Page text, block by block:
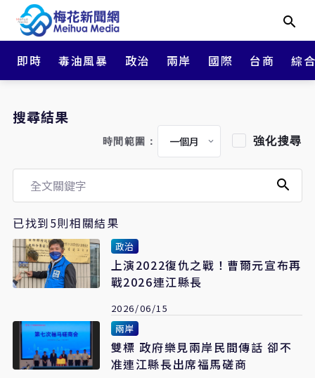
即時 毒油風暴 政治 兩岸 國際 台商 綜
搜尋結果
時間範圍： 強化搜尋
已找到5則相關結果
政治
上演2022復仇之戰！曹爾元宣布再
戰2026連江縣長
2026/06/15
兩岸
雙標 政府樂見兩岸民間傳話 卻不
准連江縣長出席福馬磋商